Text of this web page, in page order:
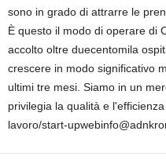
sono in grado di attrarre le
È questo il modo di operare di
accolto oltre duecentomila
crescere in modo significativo
ultimi tre mesi. Siamo in un
privilegia la qualità e
lavoro/start-